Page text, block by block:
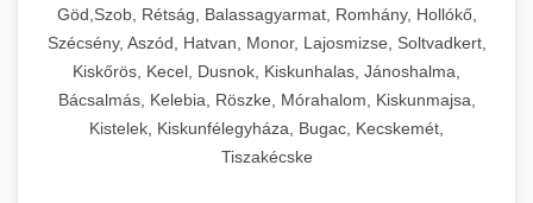
Göd,Szob, Rétság, Balassagyarmat, Romhány, Hollókő,
Szécsény, Aszód, Hatvan, Monor, Lajosmizse, Soltvadkert,
Kiskőrös, Kecel, Dusnok, Kiskunhalas, Jánoshalma,
Bácsalmás, Kelebia, Röszke, Mórahalom, Kiskunmajsa,
Kistelek, Kiskunfélegyháza, Bugac, Kecskemét,
Tiszakécske